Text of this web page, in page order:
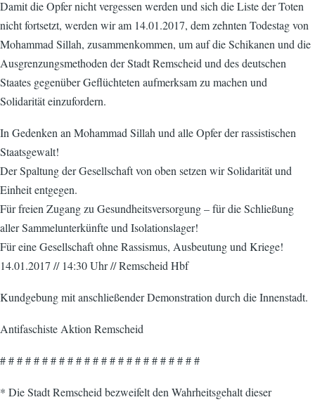
Damit die Opfer nicht vergessen werden und sich die Liste der Toten
nicht fortsetzt, werden wir am 14.01.2017, dem zehnten Todestag von
Mohammad Sillah, zusammenkommen, um auf die Schikanen und die
Ausgrenzungsmethoden der Stadt Remscheid und des deutschen
Staates gegenüber Geflüchteten aufmerksam zu machen und
Solidarität einzufordern.
In Gedenken an Mohammad Sillah und alle Opfer der rassistischen
Staatsgewalt!
Der Spaltung der Gesellschaft von oben setzen wir Solidarität und
Einheit entgegen.
Für freien Zugang zu Gesundheitsversorgung – für die Schließung
aller Sammelunterkünfte und Isolationslager!
Für eine Gesellschaft ohne Rassismus, Ausbeutung und Kriege!
14.01.2017 // 14:30 Uhr // Remscheid Hbf
Kundgebung mit anschließender Demonstration durch die Innenstadt.
Antifaschiste Aktion Remscheid
# # # # # # # # # # # # # # # # # # # # # # # #
* Die Stadt Remscheid bezweifelt den Wahrheitsgehalt dieser